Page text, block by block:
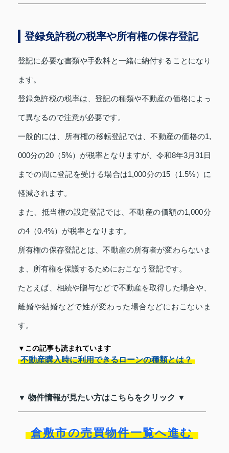
登録免許税の税率や所有権の保存登記
登記に必要な書類や手数料と一緒に納付することになり
ます。
登録免許税の税率は、登記の種類や不動産の価格によっ
て異なるので注意が必要です。
一般的には、所有権の移転登記では、不動産の価格の1,
000分の20（5%）が税率となりますが、令和8年3月31日
までの間に登記を受ける場合は1,000分の15（1.5%）に
軽減されます。
また、抵当権の設定登記では、不動産の価額の1,000分
の4（0.4%）が税率となります。
所有権の保存登記とは、不動産の所有者が変わらないま
ま、所有権を保護するためにおこなう登記です。
たとえば、相続や贈与などで不動産を取得した場合や、
離婚や結婚などで姓が変わった場合などにおこないま
す。
▼この記事も読まれています
不動産購入時に利用できるローンの種類とは？
▼ 物件情報が見たい方はこちらをクリック ▼
倉敷市の売買物件一覧へ進む